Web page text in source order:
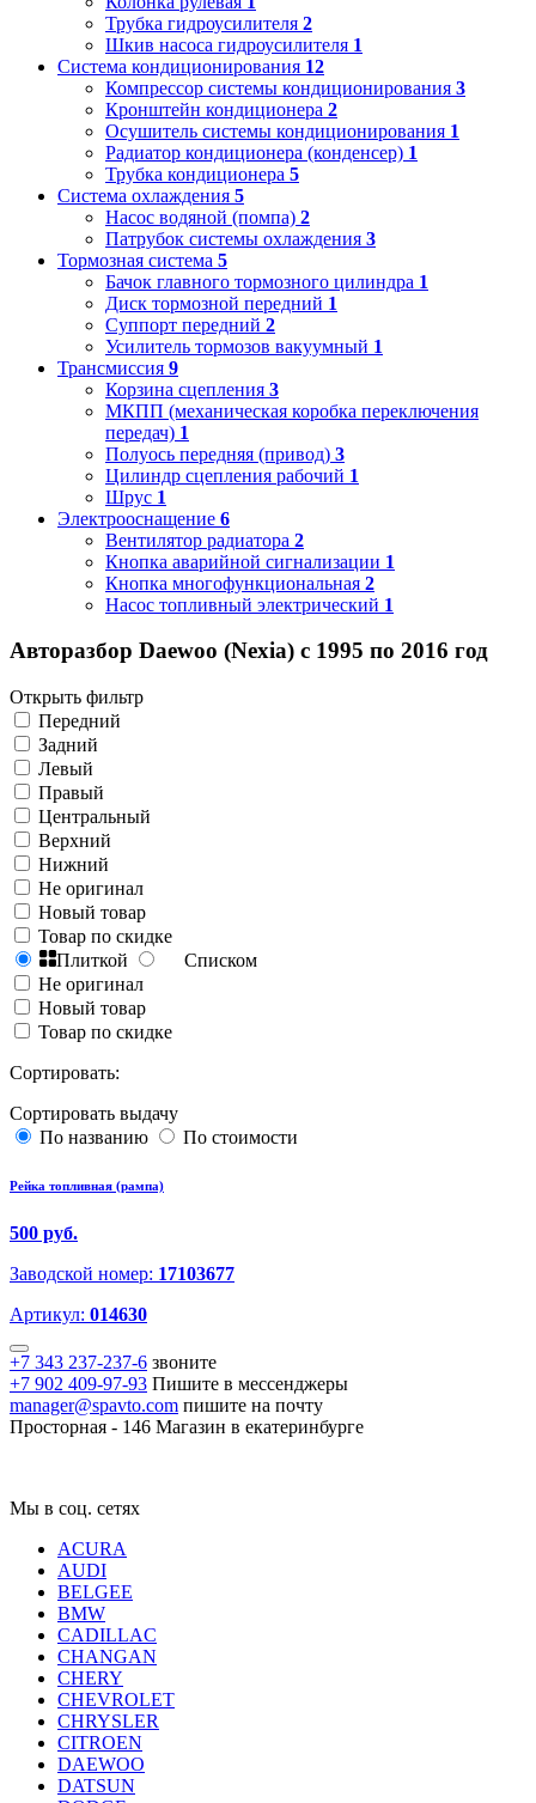
Трубка гидроусилителя 2
Шкив насоса гидроусилителя 1
Система кондиционирования 12
Компрессор системы кондиционирования 3
Кронштейн кондиционера 2
Осушитель системы кондиционирования 1
Радиатор кондиционера (конденсер) 1
Трубка кондиционера 5
Система охлаждения 5
Насос водяной (помпа) 2
Патрубок системы охлаждения 3
Тормозная система 5
Бачок главного тормозного цилиндра 1
Диск тормозной передний 1
Суппорт передний 2
Усилитель тормозов вакуумный 1
Трансмиссия 9
Корзина сцепления 3
МКПП (механическая коробка переключения
передач) 1
Полуось передняя (привод) 3
Цилиндр сцепления рабочий 1
Шрус 1
Электрооснащение 6
Вентилятор радиатора 2
Кнопка аварийной сигнализации 1
Кнопка многофункциональная 2
Насос топливный электрический 1
Авторазбор Daewoo (Nexia) с 1995 по 2016 год
Открыть фильтр
Передний
Задний
Левый
Правый
Центральный
Верхний
Нижний
Не оригинал
Новый товар
Товар по скидке
Плиткой
Списком
Не оригинал
Новый товар
Товар по скидке
Сортировать:
Сортировать выдачу
По названию
По стоимости
Рейка топливная (рампа)
500 руб.
Заводской номер: 17103677
Артикул: 014630
+7 343 237-237-6 звоните
+7 902 409-97-93 Пишите в мессенджеры
manager@spavto.com пишите на почту
Просторная - 146 Магазин в екатеринбурге
Мы в соц. сетях
ACURA
AUDI
BELGEE
BMW
CADILLAC
CHANGAN
CHERY
CHEVROLET
CHRYSLER
CITROEN
DAEWOO
DATSUN